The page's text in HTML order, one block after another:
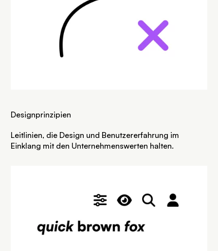
Designprinzipien
Leitlinien, die Design und Benutzererfahrung im
Einklang mit den Unternehmenswerten halten.